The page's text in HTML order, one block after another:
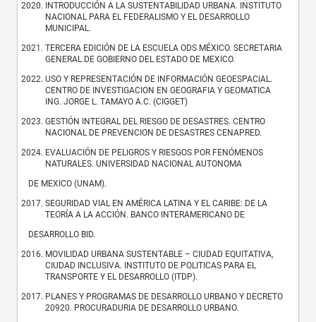
INTRODUCCIÓN A LA SUSTENTABILIDAD URBANA. INSTITUTO
NACIONAL PARA EL FEDERALISMO Y EL DESARROLLO
MUNICIPAL.
TERCERA EDICIÓN DE LA ESCUELA ODS MÉXICO. SECRETARIA
GENERAL DE GOBIERNO DEL ESTADO DE MEXICO.
USO Y REPRESENTACIÓN DE INFORMACIÓN GEOESPACIAL.
CENTRO DE INVESTIGACION EN GEOGRAFIA Y GEOMATICA
ING. JORGE L. TAMAYO A.C. (CIGGET)
GESTIÓN INTEGRAL DEL RIESGO DE DESASTRES. CENTRO
NACIONAL DE PREVENCION DE DESASTRES CENAPRED.
EVALUACIÓN DE PELIGROS Y RIESGOS POR FENÓMENOS
NATURALES. UNIVERSIDAD NACIONAL AUTONOMA
DE MEXICO (UNAM).
SEGURIDAD VIAL EN AMÉRICA LATINA Y EL CARIBE: DE LA
TEORÍA A LA ACCIÓN. BANCO INTERAMERICANO DE
DESARROLLO BID.
MOVILIDAD URBANA SUSTENTABLE – CIUDAD EQUITATIVA,
CIUDAD INCLUSIVA. INSTITUTO DE POLITICAS PARA EL
TRANSPORTE Y EL DESARROLLO (ITDP).
PLANES Y PROGRAMAS DE DESARROLLO URBANO Y DECRETO
20920. PROCURADURIA DE DESARROLLO URBANO.